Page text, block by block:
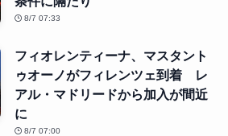
8/7 07:33
フィオレンティーナ、マスタント
ゥオーノがフィレンツェ到着 レ
アル・マドリードから加入が間近
に
8/7 07:00